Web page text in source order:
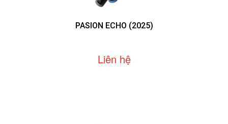
PASION ECHO (2025)
Liên hệ